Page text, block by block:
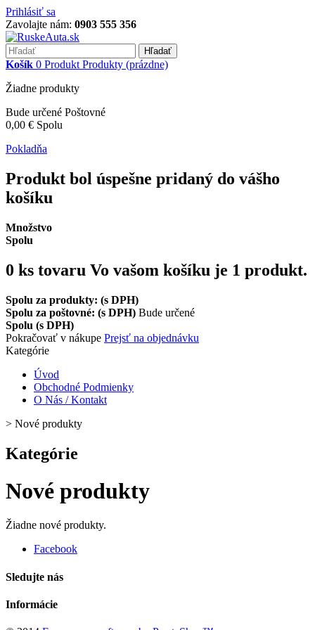
Prihlásiť sa
Zavolajte nám: 0903 555 356
Hľadať
Košík 0 Produkt Produkty (prázdne)
Žiadne produkty
Bude určené Poštovné
0,00 € Spolu
Pokladňa
Produkt bol úspešne pridaný do vášho
košíku
Množstvo
Spolu
0 ks tovaru Vo vašom košíku je 1 produkt.
Spolu za produkty: (s DPH)
Spolu za poštovné: (s DPH) Bude určené
Spolu (s DPH)
Pokračovať v nákupe Prejsť na objednávku
Kategórie
Úvod
Obchodné Podmienky
O Nás / Kontakt
> Nové produkty
Kategórie
Nové produkty
Žiadne nové produkty.
Facebook
Sledujte nás
Informácie